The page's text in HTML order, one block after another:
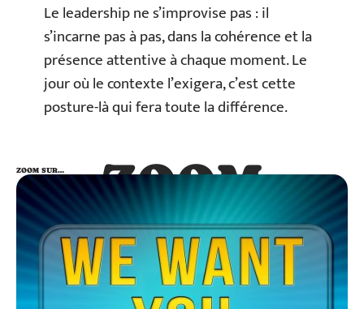
Le leadership ne s’improvise pas : il
s’incarne pas à pas, dans la cohérence et la
présence attentive à chaque moment. Le
jour où le contexte l’exigera, c’est cette
posture-là qui fera toute la différence.
ZOOM
SUR…
ZOOM SUR…